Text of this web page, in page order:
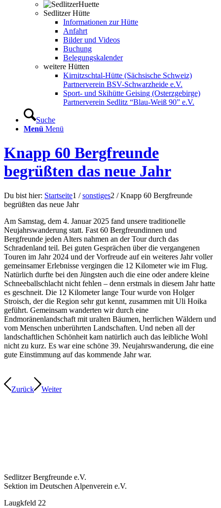
Sedlitzer Hütte
Informationen zur Hütte
Anfahrt
Bilder und Videos
Buchung
Belegungskalender
weitere Hütten
Kirnitzschtal-Hütte (Sächsische Schweiz)
Partnerverein BSV-Schwarzheide e.V.
Sport- und Skihütte Geising (Osterzgebirge)
Partnerverein Sedlitz “Blau-Weiß 90” e.V.
Suche
Menü Menü
Knapp 60 Bergfreunde
begrüßten das neue Jahr
Du bist hier: Startseite1 / sonstiges2 / Knapp 60 Bergfreunde
begrüßten das neue Jahr
Am Samstag, dem 4. Januar 2025 fand unsere traditionelle
Neujahrswanderung statt. Fast 60 Bergfreundinnen und
Bergfreunde jeden Alters nahmen an der Tour durch das
Schradenland teil. Bei guten Gesprächen über die vergangenen
Touren im Jahr 2024 und der Vorfreude auf ein weiteres Jahr voller
gemeinsamer Erlebnisse vergingen die 12 Kilometer wie im Flug.
Natürlich durfte bei den Jüngsten auch die eine oder andere kleine
Schneeballschlacht nicht fehlen – denn erstmals in diesem Jahr hatte
es geschneit. Die 12 Kilometer lange Tour wurde von Holger
Stroisch, der die Region sehr gut kennt, zusammen mit Uli Hoika
geführt. Gemeinsam wanderten wir durch eine
Endmoränenlandschaft mit uralten Bäumen, herrlichen Wäldern und
vom Menschen unberührten Landschaften. Und neben all der
landschaftlichen Schönheit kam natürlich auch das leibliche Wohl
nicht zu kurz. Es war eine schöne 39. Neujahrswanderung, die eine
gute Einstimmung auf das kommende Jahr war.
Zurück Weiter
Sedlitzer Bergfreunde e.V.
Sektion im Deutschen Alpenverein e.V.
Laugkfeld 22